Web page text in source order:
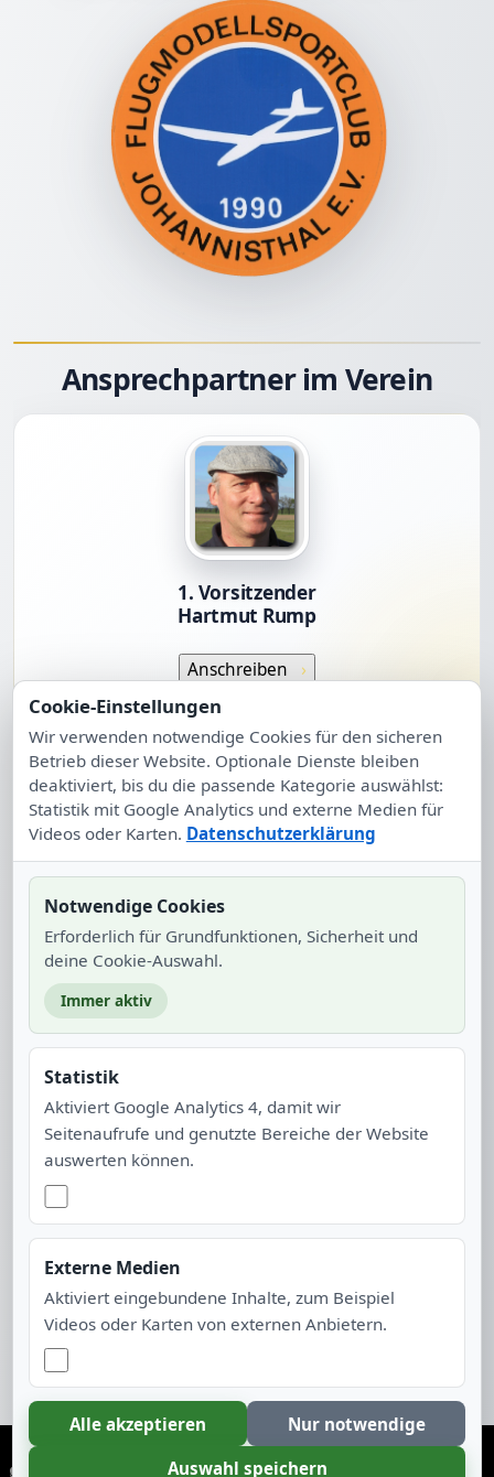
Ansprechpartner im Verein
1. Vorsitzender
Hartmut Rump
Anschreiben
2. Vorsitzender
Jörn Schatz
Kassenwart
Martin Knapp
Anschreiben
© 2015–2026 Flugmodell Sportclub Johannisthal e.V.
Cookie-Einstellungen
Wir verwenden notwendige Cookies für den sicheren
Betrieb dieser Website. Optionale Dienste bleiben
deaktiviert, bis du die passende Kategorie auswählst:
Statistik mit Google Analytics und externe Medien für
Videos oder Karten. Datenschutzerklärung
Notwendige Cookies
Erforderlich für Grundfunktionen, Sicherheit und
deine Cookie-Auswahl.
Immer aktiv
Statistik
Aktiviert Google Analytics 4, damit wir
Seitenaufrufe und genutzte Bereiche der Website
auswerten können.
Externe Medien
Aktiviert eingebundene Inhalte, zum Beispiel
Videos oder Karten von externen Anbietern.
Alle akzeptieren Nur notwendige
Auswahl speichern